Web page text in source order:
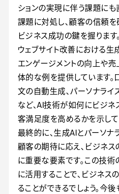
ションの実現に伴う課題にも
課題に対処し、顧客の信頼を
ビジネス成功の鍵を握ります。
ウェブサイト改善における生
エンゲージメントの向上や
体的な例を提供しています。
文の自動生成、パーソナライ
など、AI技術が如何にビジネ
客満足度を高めるかを示して
最終的に、生成AIとパーソナ
顧客の期待に応え、ビジネ
に重要な要素です。この技
に活用することで、ビジネス
ることができるでしょう。今